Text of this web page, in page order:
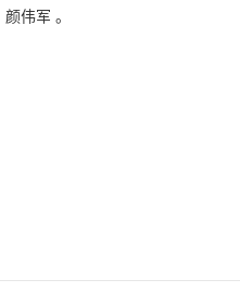
颜伟军 。